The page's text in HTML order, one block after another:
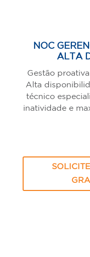
NOC
ALTA
Gestão
Alta
técnico
inatividade e